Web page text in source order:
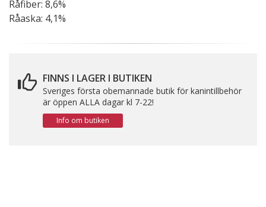
Råfiber: 8,6%
Råaska: 4,1%
FINNS I LAGER I BUTIKEN
Sveriges första obemannade butik för kanintillbehör
är öppen ALLA dagar kl 7-22!
Info om butiken